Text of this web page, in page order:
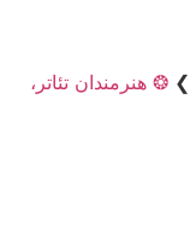
❯ ❂ هنرمندان تئاتر،